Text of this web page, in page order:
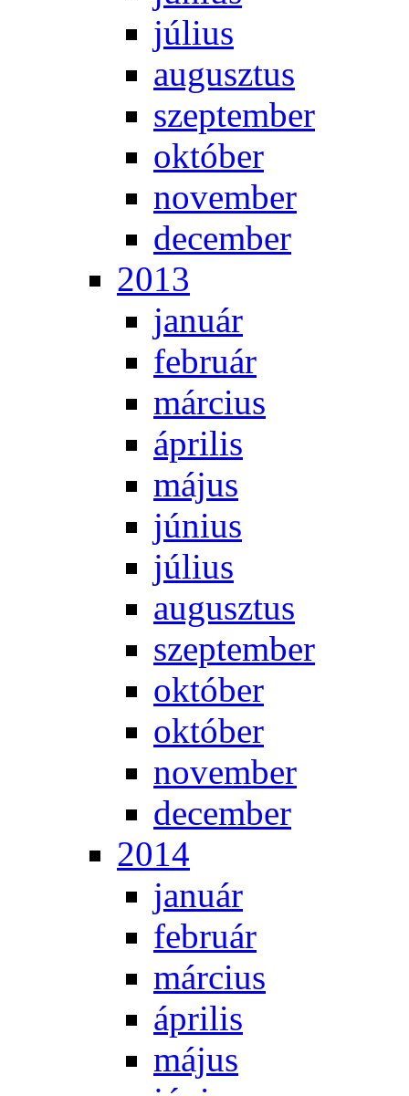
jú­li­us
au­gusz­tus
szep­tem­ber
ok­tó­ber
no­vem­ber
de­cem­ber
2013
ja­nu­ár
feb­ru­ár
már­ci­us
áp­ri­lis
má­jus
jú­ni­us
jú­li­us
au­gusz­tus
szep­tem­ber
ok­tó­ber
ok­tó­ber
no­vem­ber
de­cem­ber
2014
ja­nu­ár
feb­ru­ár
már­ci­us
áp­ri­lis
má­jus